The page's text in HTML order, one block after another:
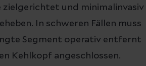
und minimalinvasiv
In schweren Fällen muss
Segment operativ entfernt
Kehlkopf angeschlossen.